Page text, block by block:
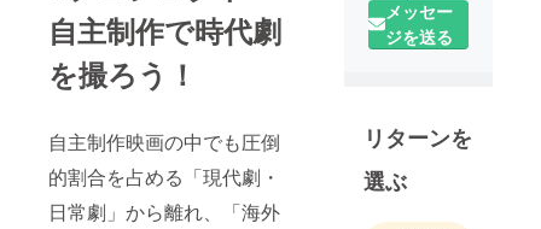
自主制作で時代劇
を撮ろう！
自主制作映画の中でも圧倒
的割合を占める「現代劇・
日常劇」から離れ、「海外
す。
メッセー
ジを送る
リターンを
選ぶ